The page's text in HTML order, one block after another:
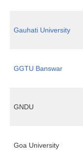
Gauhati University
GGTU Banswar
GNDU
Goa University